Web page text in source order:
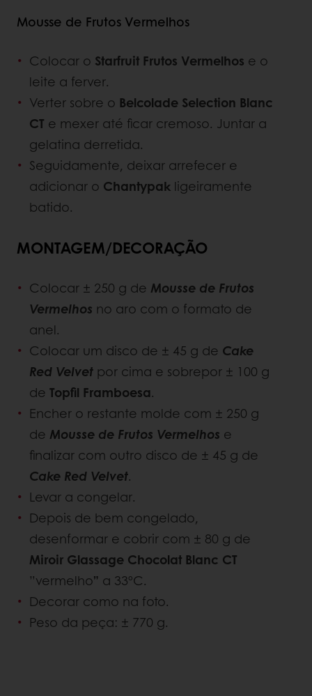
Mousse de Frutos Vermelhos
Colocar o Starfruit Frutos Vermelhos e o
leite a ferver.
Verter sobre o Belcolade Selection Blanc
CT e mexer até ficar cremoso. Juntar a
gelatina derretida.
Seguidamente, deixar arrefecer e
adicionar o Chantypak ligeiramente
batido.
MONTAGEM/DECORAÇÃO
Colocar ± 250 g de Mousse de Frutos
Vermelhos no aro com o formato de
anel.
Colocar um disco de ± 45 g de Cake
Red Velvet por cima e sobrepor ± 100 g
de Topfil Framboesa.
Encher o restante molde com ± 250 g
de Mousse de Frutos Vermelhos e
finalizar com outro disco de ± 45 g de
Cake Red Velvet.
Levar a congelar.
Depois de bem congelado,
desenformar e cobrir com ± 80 g de
Miroir Glassage Chocolat Blanc CT
”vermelho” a 33ºC.
Decorar como na foto.
Peso da peça: ± 770 g.